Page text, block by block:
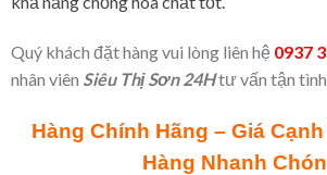
Quý khách đặt hàng vui lòng liên hệ 0937
nhân viên Siêu Thị Sơn 24Htư vấn tận tình
Hàng Chính Hãng – Giá
Hàng Nhanh